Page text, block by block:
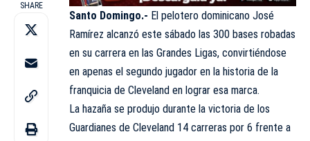
SHARE
Santo Domingo.- El pelotero dominicano José
Ramírez alcanzó este sábado las 300 bases robadas
en su carrera en las Grandes Ligas, convirtiéndose
en apenas el segundo jugador en la historia de la
franquicia de Cleveland en lograr esa marca.
La hazaña se produjo durante la victoria de los
Guardianes de Cleveland 14 carreras por 6 frente a